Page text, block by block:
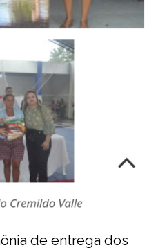
de entrega dos